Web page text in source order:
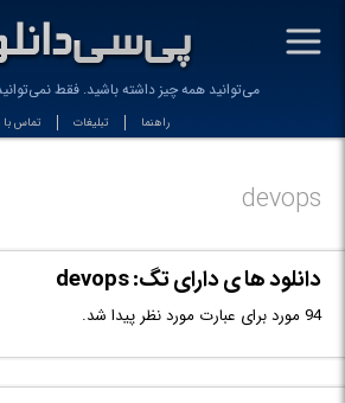
-
می‌توانید همه چیز داشته باشید. فقط
راهنما تبلیغات تماس با
devops
دانلود ها ی دارای تگ: devops
94 مورد برای عبارت مورد نظر پیدا شد.